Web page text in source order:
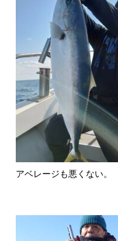
アベレージも悪くない。